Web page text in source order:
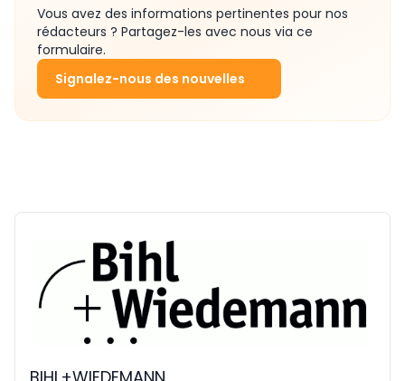
Vous avez des informations pertinentes pour nos
rédacteurs ? Partagez-les avec nous via ce
formulaire.
Signalez-nous des nouvelles